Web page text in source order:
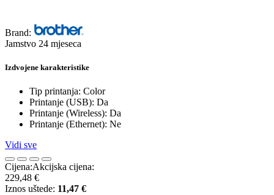
Brand:
Jamstvo 24 mjeseca
Izdvojene karakteristike
Tip printanja: Color
Printanje (USB): Da
Printanje (Wireless): Da
Printanje (Ethernet): Ne
Vidi sve
Cijena:Akcijska cijena:
229,48 €
Iznos uštede: 11,47 €